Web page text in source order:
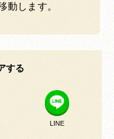
動します。
する
LINE